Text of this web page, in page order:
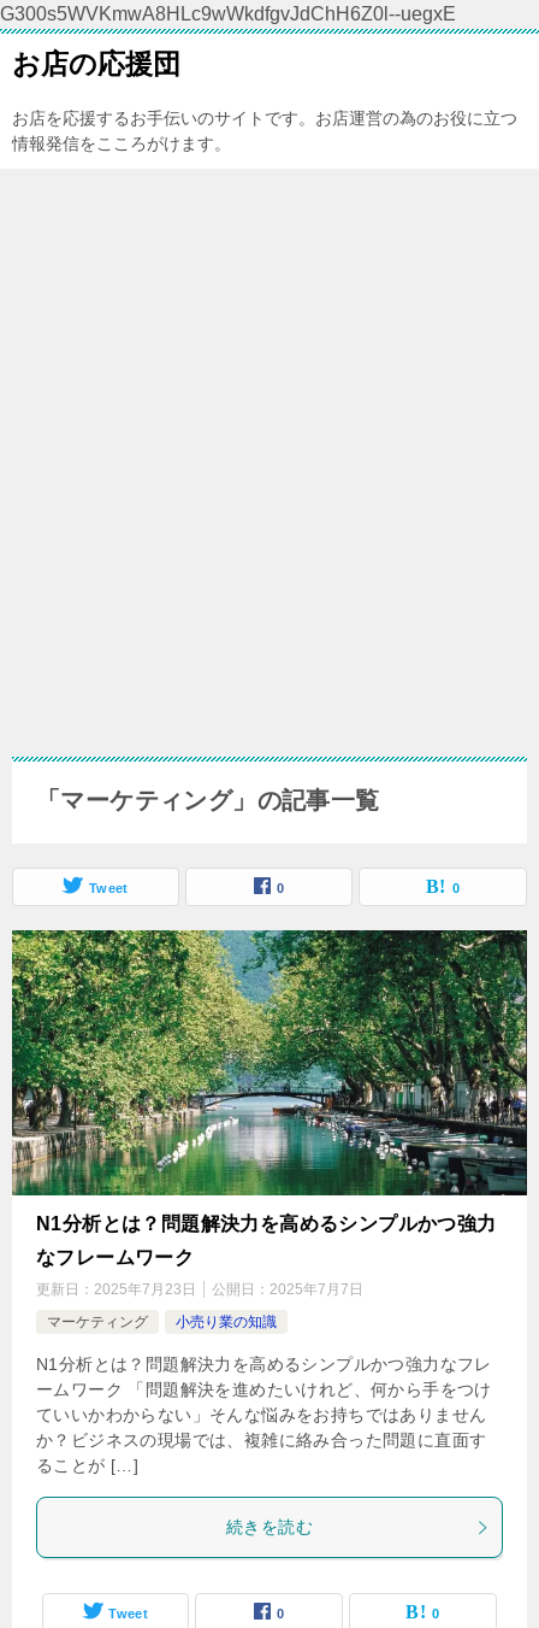
G300s5WVKmwA8HLc9wWkdfgvJdChH6Z0l--uegxE
お店の応援団
お店を応援するお手伝いのサイトです。お店運営の為のお役に立つ
情報発信をこころがけます。
「マーケティング」の記事一覧
Tweet 0 0
N1分析とは？問題解決力を高めるシンプルかつ強力
なフレームワーク
更新日： 2025年7月23日 公開日： 2025年7月7日
マーケティング
小売り業の知識
N1分析とは？問題解決力を高めるシンプルかつ強力なフレ
ームワーク 「問題解決を進めたいけれど、何から手をつけ
ていいかわからない」そんな悩みをお持ちではありません
か？ビジネスの現場では、複雑に絡み合った問題に直面す
ることが […]
続きを読む
Tweet 0 0